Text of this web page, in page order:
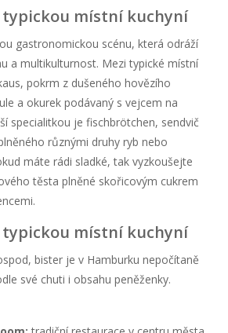
typickou místní kuchyní
gastronomickou scénu, která odráží
a multikulturnost. Mezi typické místní
pokrm z dušeného hovězího
a okurek podávaný s vejcem na
specialitkou je fischbrötchen, sendvič
různými druhy ryb nebo
máte rádi sladké, tak vyzkoušejte
těsta plněné skořicovým cukrem
typickou místní kuchyní
bister je v Hamburku nepočítaně
své chuti i obsahu peněženky.